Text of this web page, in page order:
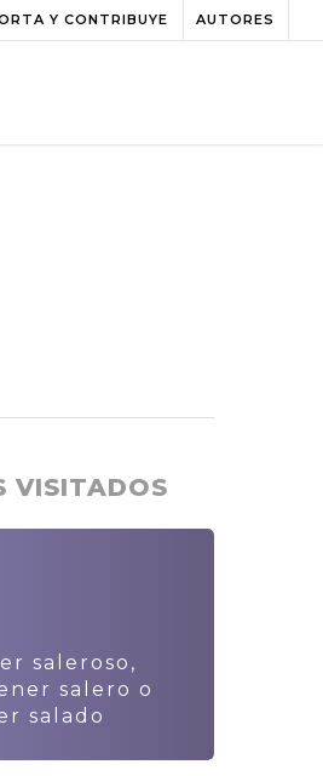
Y CONTRIBUYE AUTORES
VISITADOS
saleroso,
salero o
salado